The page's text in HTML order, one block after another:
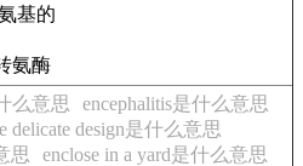
基的
氨酶
么意思
encephalitis是什么意思
delicate design是什么意思
思
enclose in a yard是什么意思